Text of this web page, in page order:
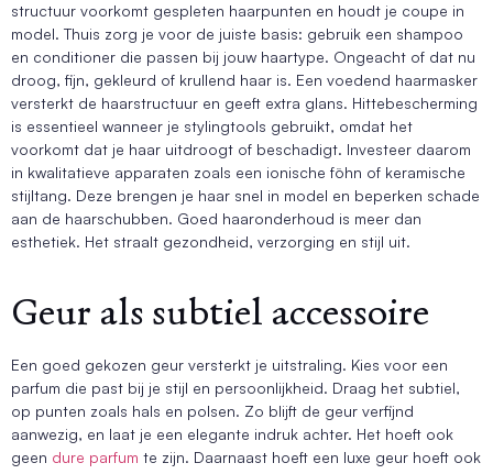
structuur voorkomt gespleten haarpunten en houdt je coupe in
model. Thuis zorg je voor de juiste basis: gebruik een shampoo
en conditioner die passen bij jouw haartype. Ongeacht of dat nu
droog, fijn, gekleurd of krullend haar is. Een voedend haarmasker
versterkt de haarstructuur en geeft extra glans. Hittebescherming
is essentieel wanneer je stylingtools gebruikt, omdat het
voorkomt dat je haar uitdroogt of beschadigt. Investeer daarom
in kwalitatieve apparaten zoals een ionische föhn of keramische
stijltang. Deze brengen je haar snel in model en beperken schade
aan de haarschubben. Goed haaronderhoud is meer dan
esthetiek. Het straalt gezondheid, verzorging en stijl uit.
Geur als subtiel accessoire
Een goed gekozen geur versterkt je uitstraling. Kies voor een
parfum die past bij je stijl en persoonlijkheid. Draag het subtiel,
op punten zoals hals en polsen. Zo blijft de geur verfijnd
aanwezig, en laat je een elegante indruk achter. Het hoeft ook
geen dure parfum te zijn. Daarnaast hoeft een luxe geur hoeft ook